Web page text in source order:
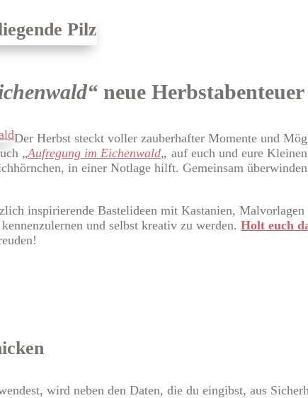
neue
Der Herbst steckt voller zauberhafter Momente und
„Aufregung im Eichenwald„ auf euch und eure
in einer Notlage hilft. Gemeinsam
inspirierende Bastelideen mit Kastanien,
und selbst kreativ zu werden. Holt euch
wird neben den Daten, die du eingibst, aus